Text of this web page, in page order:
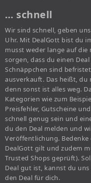
… schnell
Wir sind schnell, geben
Uhr. Mit DealGott bist du
musst weder lange auf die
sorgen, dass du einen
Schnäppchen sind
ausverkauft. Das heißt, du
denn sonst ist alles weg.
Kategorien wie zum
Preisfehler, Gutscheine
schnell genug sein und
du den Deal melden und
Veröffentlichung. Bedenke
DealGott gilt und zudem
Trusted Shops geprüft).
Deal gut ist, kannst du
den Deal für dich.